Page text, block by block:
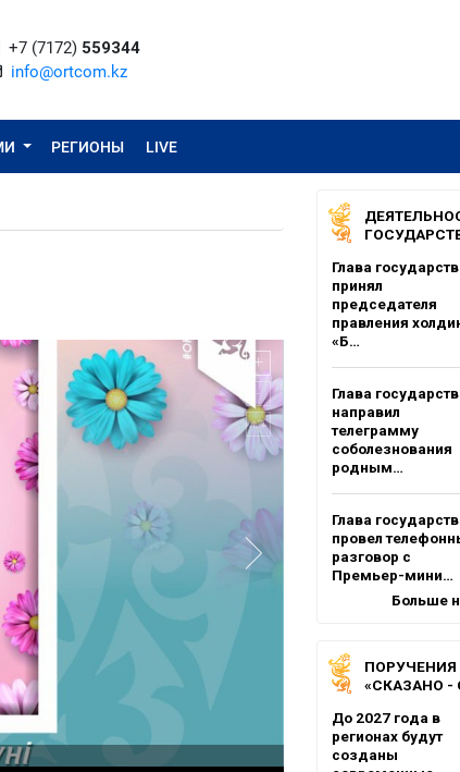
+7 (7172) 559344
info@ortcom.kz
РЕГИОНЫ LIVE
Глава
принял
председателя
правления
«Б…
Глава
направил
телеграмму
соболезнования
родным…
Глава
провел
разговор с
Премьер-мини…
Больше
ПОРУЧЕНИЯ
«СКАЗАНО -
До 2027 года в
регионах будут
созданы